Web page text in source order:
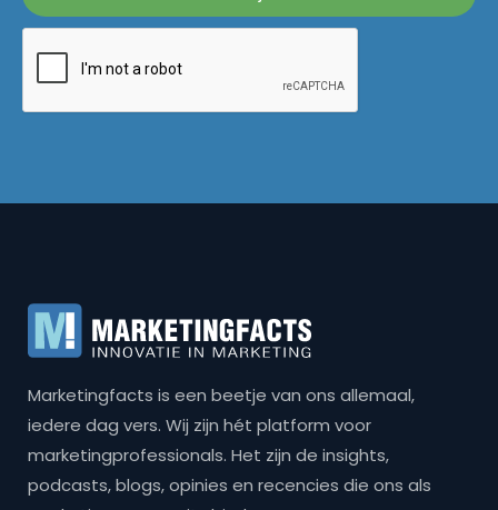
Marketingfacts is een beetje van ons allemaal,
iedere dag vers. Wij zijn hét platform voor
marketingprofessionals. Het zijn de insights,
podcasts, blogs, opinies en recencies die ons als